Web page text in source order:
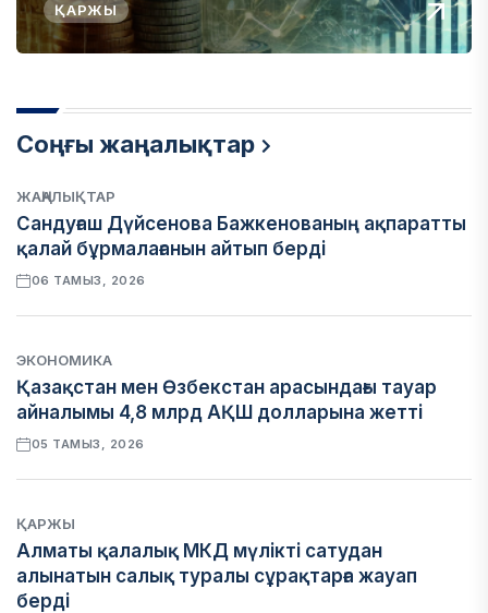
ҚАРЖЫ
Соңғы жаңалықтар
ЖАҢАЛЫҚТАР
Сандуғаш Дүйсенова Бажкенованың ақпаратты
қалай бұрмалағанын айтып берді
06 ТАМЫЗ, 2026
ЭКОНОМИКА
Қазақстан мен Өзбекстан арасындағы тауар
айналымы 4,8 млрд АҚШ долларына жетті
05 ТАМЫЗ, 2026
ҚАРЖЫ
Алматы қалалық МКД мүлікті сатудан
алынатын салық туралы сұрақтарға жауап
берді